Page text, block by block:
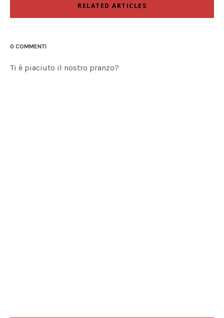
RELATED ARTICLES
0 COMMENTI
Ti è piaciuto il nostro pranzo?